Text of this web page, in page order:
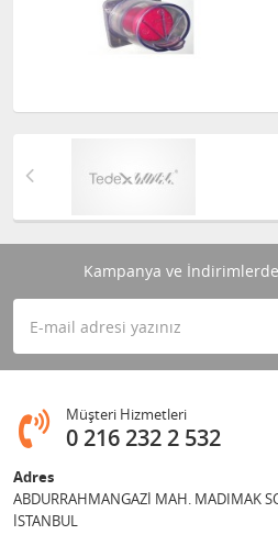
Kampanya ve
Müşteri Hizmetleri
0 216 232 2 532
Adres
ABDURRAHMANGAZİ MAH. MADIMAK
İSTANBUL